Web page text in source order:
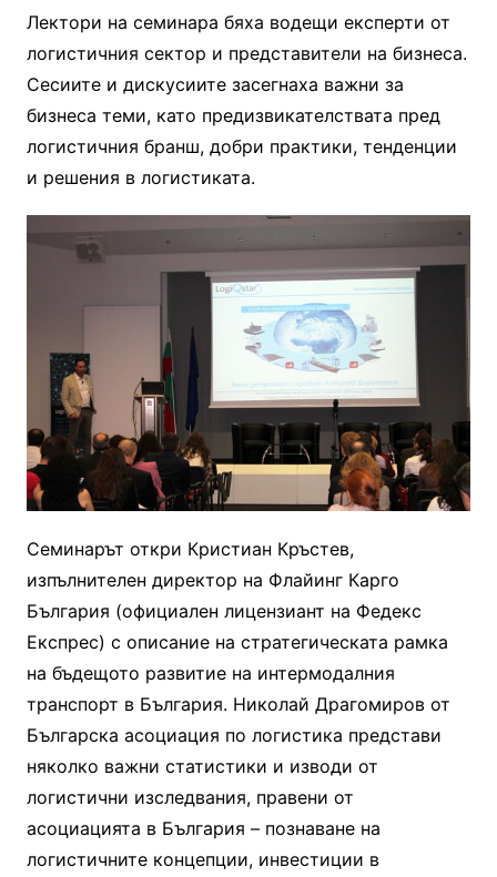
Лектори на семинара бяха водещи експерти от
логистичния сектор и представители на бизнесa.
Сесиите и дискусиите засегнаха важни за
бизнеса теми, като предизвикателствата пред
логистичния бранш, добри практики, тенденции
и решения в логистиката.
Семинарът откри Кристиан Кръстев,
изпълнителен директор на Флайинг Карго
България (официален лицензиант на Федекс
Експрес) с описание на стратегическата рамка
на бъдещото развитие на интермодалния
транспорт в България. Николай Драгомиров от
Българска асоциация по логистика представи
няколко важни статистики и изводи от
логистични изследвания, правени от
асоциацията в България – познаване на
логистичните концепции, инвестиции в